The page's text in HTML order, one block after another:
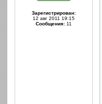
Зарегистрирован:
12 авг 2011 19:15
Сообщения: 11